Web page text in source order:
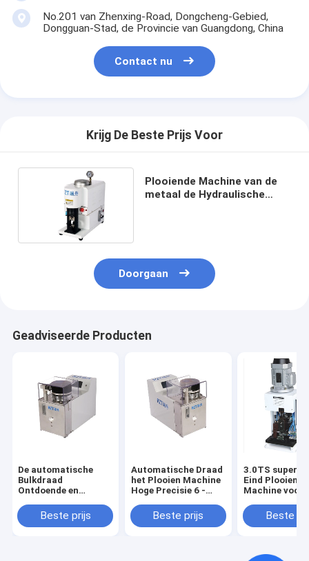
No.201 van Zhenxing-Road, Dongcheng-Gebied,
Dongguan-Stad, de Provincie van Guangdong, China
Contact nu
Krijg De Beste Prijs Voor
Plooiende Machine van de
metaal de Hydraulische
Doorgaan
Geadviseerde Producten
De automatische
Bulkdraad
Ontdoende en
550 van de Buis pre-
Isolatie * van 350 *
Beste prijs
Automatische Draad
het Plooien Machine
Hoge Precisie 6 -
Beste prijs
3.0TS super
Eind Plooiende
Machine voor
Beste